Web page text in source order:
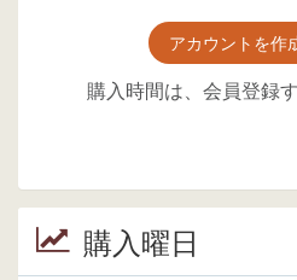
アカウントを作
購入時間は、会員登録
購入曜日